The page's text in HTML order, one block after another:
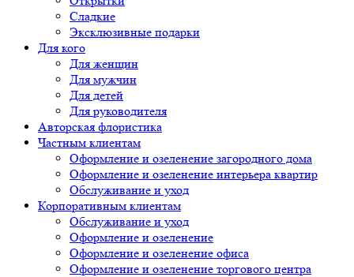
Сладкие
Эксклюзивные подарки
Для кого
Для женщин
Для мужчин
Для детей
Для руководителя
Авторская флористика
Частным клиентам
Оформление и озеленение загородного дома
Оформление и озеленение интерьера квартир
Обслуживание и уход
Корпоративным клиентам
Обслуживание и уход
Оформление и озеленение
Оформление и озеленение офиса
Оформление и озеленение торгового центра